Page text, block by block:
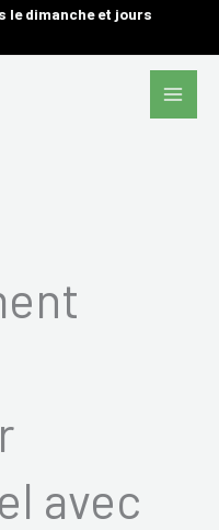
le dimanche et jours
Main
avec